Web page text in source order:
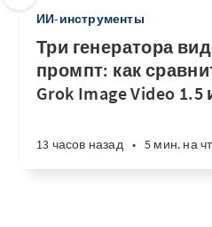
ИИ-инструменты
Три генератора
промпт: как
Grok Image Video 1.5
13 часов назад • 5 мин. на